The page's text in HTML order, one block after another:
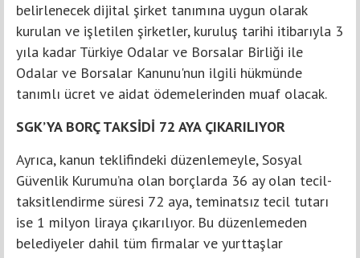
belirlenecek dijital şirket tanımına uygun olarak
kurulan ve işletilen şirketler, kuruluş tarihi itibarıyla 3
yıla kadar Türkiye Odalar ve Borsalar Birliği ile
Odalar ve Borsalar Kanunu'nun ilgili hükmünde
tanımlı ücret ve aidat ödemelerinden muaf olacak.
SGK’YA BORÇ TAKSİDİ 72 AYA ÇIKARILIYOR
Ayrıca, kanun teklifindeki düzenlemeyle, Sosyal
Güvenlik Kurumu’na olan borçlarda 36 ay olan tecil-
taksitlendirme süresi 72 aya, teminatsız tecil tutarı
ise 1 milyon liraya çıkarılıyor. Bu düzenlemeden
belediyeler dahil tüm firmalar ve yurttaşlar